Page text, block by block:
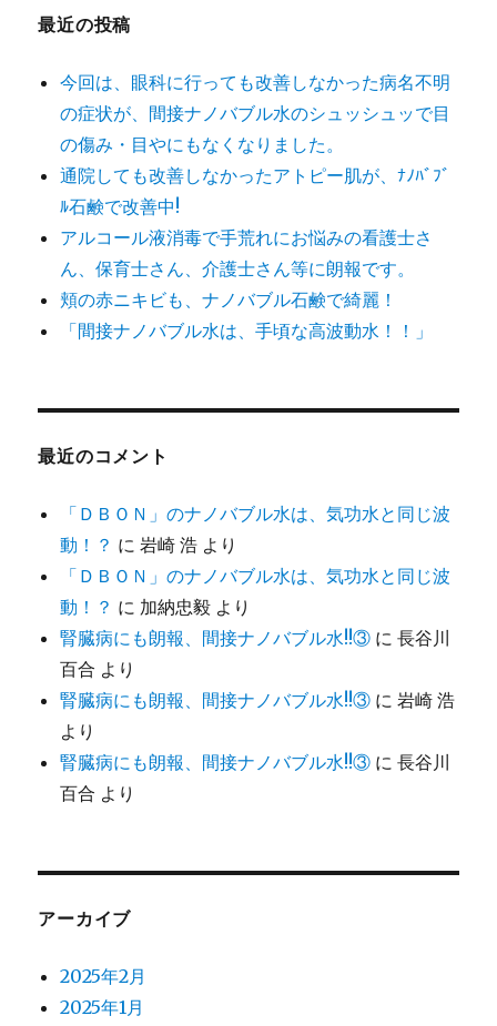
最近の投稿
今回は、眼科に行っても改善しなかった病名不明
の症状が、間接ナノバブル水のシュッシュッで目
の傷み・目やにもなくなりました。
通院しても改善しなかったアトピー肌が、ﾅﾉﾊﾞﾌﾞ
ﾙ石鹸で改善中!
アルコール液消毒で手荒れにお悩みの看護士さ
ん、保育士さん、介護士さん等に朗報です。
頬の赤ニキビも、ナノバブル石鹸で綺麗！
「間接ナノバブル水は、手頃な高波動水！！」
最近のコメント
「ＤＢＯＮ」のナノバブル水は、気功水と同じ波
動！？ に岩崎 浩 より
「ＤＢＯＮ」のナノバブル水は、気功水と同じ波
動！？ に 加納忠毅 より
腎臓病にも朗報、間接ナノバブル水!!③ に長谷川
百合 より
腎臓病にも朗報、間接ナノバブル水!!③ に岩崎 浩
より
腎臓病にも朗報、間接ナノバブル水!!③ に長谷川
百合 より
アーカイブ
2025年2月
2025年1月